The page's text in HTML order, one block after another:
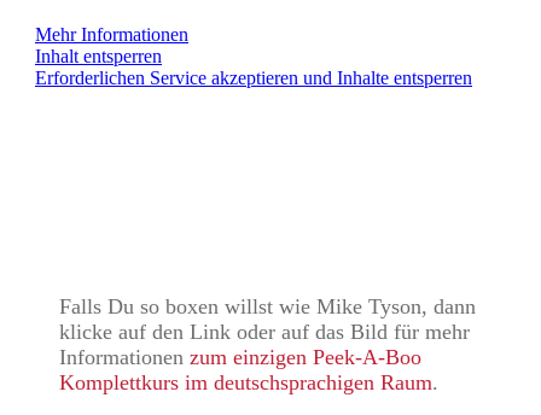
Mehr Informationen
Inhalt entsperren
Erforderlichen Service akzeptieren und Inhalte entsperren
Falls Du so boxen willst wie Mike Tyson, dann
klicke auf den Link oder auf das Bild für mehr
Informationen zum einzigen Peek-A-Boo
Komplettkurs im deutschsprachigen Raum.